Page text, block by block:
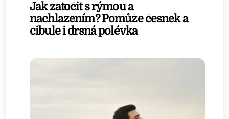
Jak zatočit s rýmou a
nachlazením? Pomůže česnek a
cibule i drsná polévka